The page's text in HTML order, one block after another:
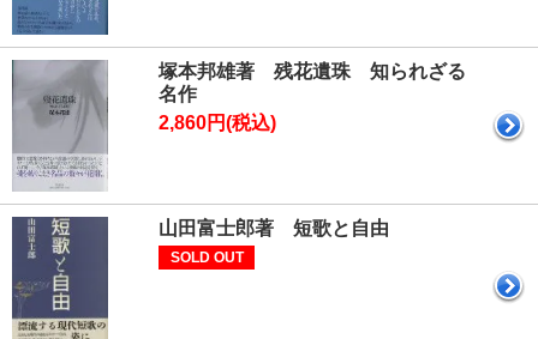
塚本邦雄著 残花遺珠 知られざる
名作
2,860円(税込)
山田富士郎著 短歌と自由
SOLD OUT